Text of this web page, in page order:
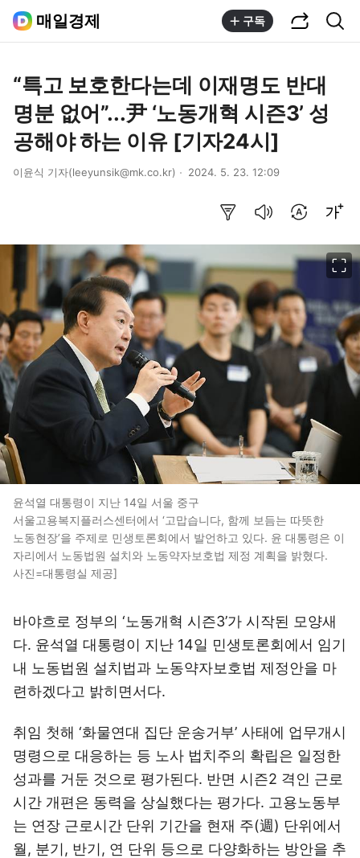
매일경제 구독
“특고 보호한다는데 이재명도 반대
명분 없어”...尹 ‘노동개혁 시즌3’ 성
공해야 하는 이유 [기자24시]
이윤식 기자(leeyunsik@mk.co.kr) 2024. 5. 23. 12:09
윤석열 대통령이 지난 14일 서울 중구
서울고용복지플러스센터에서 ‘고맙습니다, 함께 보듬는 따뜻한
노동현장’을 주제로 민생토론회에서 발언하고 있다. 윤 대통령은 이
자리에서 노동법원 설치와 노동약자보호법 제정 계획을 밝혔다.
사진=대통령실 제공]
바야흐로 정부의 ‘노동개혁 시즌3’가 시작된 모양새
다. 윤석열 대통령이 지난 14일 민생토론회에서 임기
내 노동법원 설치법과 노동약자보호법 제정안을 마
련하겠다고 밝히면서다.
취임 첫해 ‘화물연대 집단 운송거부’ 사태에 업무개시
명령으로 대응하는 등 노사 법치주의 확립은 일정한
성과를 거둔 것으로 평가된다. 반면 시즌2 격인 근로
시간 개편은 동력을 상실했다는 평가다. 고용노동부
는 연장 근로시간 단위 기간을 현재 주(週) 단위에서
월, 분기, 반기, 연 단위 등으로 다양화하는 방안을 추